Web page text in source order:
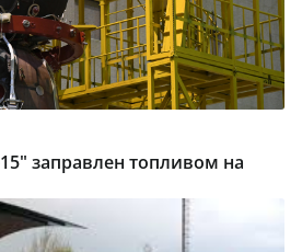
заправлен топливом на